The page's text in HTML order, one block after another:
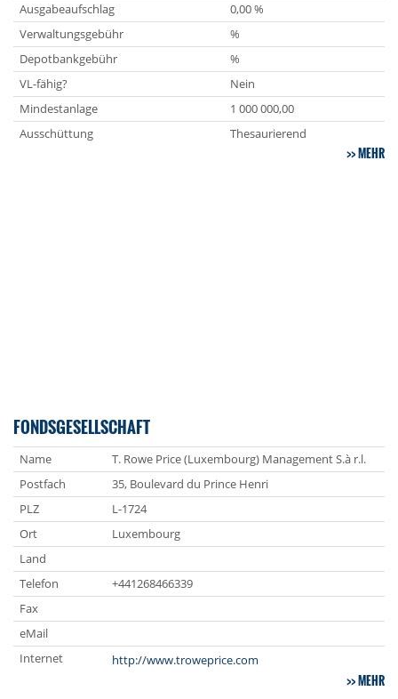
Ausgabeaufschlag
0,00 %
Verwaltungsgebühr
%
Depotbankgebühr
%
VL-fähig?
Nein
Mindestanlage
1 000 000,00
Ausschüttung
Thesaurierend
MEHR
FONDSGESELLSCHAFT
Name
T. Rowe Price (Luxembourg) Management S.à r.l.
Postfach
35, Boulevard du Prince Henri
PLZ
L-1724
Ort
Luxembourg
Land
Telefon
+441268466339
Fax
eMail
Internet
http://www.troweprice.com
MEHR